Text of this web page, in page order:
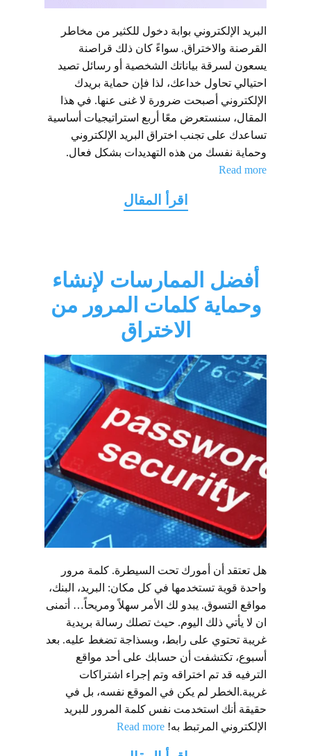
البريد الإلكتروني بوابة دخول للكثير من مخاطر
القرصنة والاختراق. سواءً كان ذلك قراصنة
يسعون لسرقة بياناتك الشخصية أو رسائل تصيد
احتيالي تحاول خداعك، لذا فإن حماية بريدك
الإلكتروني أصبحت ضرورة لا غنى عنها. في هذا
المقال، سنستعرض معًا أربع استراتيجيات أساسية
تساعدك على تجنب اختراق البريد الإلكتروني
وحماية نفسك من هذه التهديدات بشكل فعال.
Read more
أفضل الممارسات لإنشاء
وحماية كلمات المرور من
الاختراق
هل تعتقد أن أمورك تحت السيطرة. كلمة مرور
واحدة قوية تستخدمها في كل مكان: البريد، البنك،
مواقع التسوق. يبدو لك الأمر سهلاً ومريحاً… أتمنى
ان لا يأتي ذلك اليوم. حيث تصلك رسالة بريدية
غريبة تحتوي على رابط، وبسذاجة تضغط عليه. بعد
أسبوع، تكتشفت أن حسابك على أحد مواقع
الترفيه قد تم اختراقه وتم إجراء اشتراكات
غريبة.الخطر لم يكن في الموقع نفسه، بل في
حقيقة أنك استخدمت نفس كلمة المرور للبريد
الإلكتروني المرتبط به! Read more